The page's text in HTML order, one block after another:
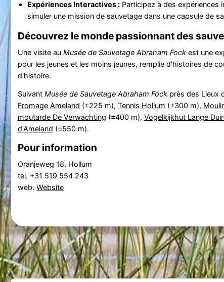
Expériences Interactives :Participez à des expériences
simuler une mission de sauvetage dans une capsule de
Découvrez le monde passionnant des
Une visite au Musée de Sauvetage Abraham Fockest une
pour les jeunes et les moins jeunes, remplie d'histoires de
d'histoire.
Suivant Musée de Sauvetage Abraham Fockprès des Lieux
Fromage Ameland (±225 m), Tennis Hollum (±300 m),
moutarde De Verwachting (±400 m), Vogelkijkhut Lange
d'Ameland (±550 m).
Pour information
Oranjeweg 18, Hollum
tel. +31 519 554 243
web. Website